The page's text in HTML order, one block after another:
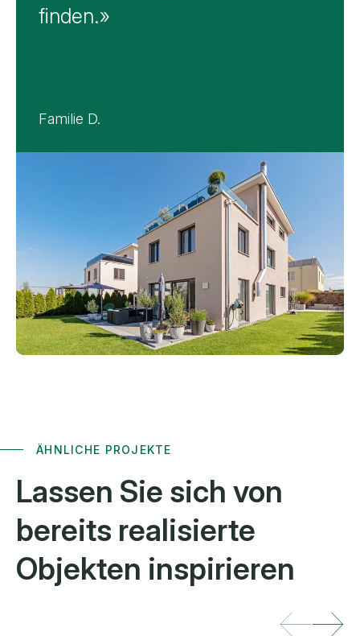
finden.»
Familie D.
ÄHNLICHE PROJEKTE
Lassen Sie sich von
bereits realisierte
Objekten inspirieren